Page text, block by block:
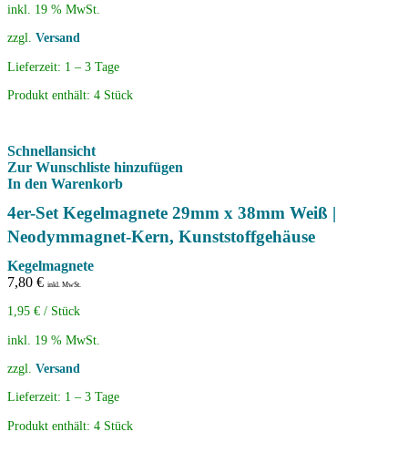
inkl. 19 % MwSt.
zzgl. Versand
Lieferzeit: 1 – 3 Tage
Produkt enthält: 4 Stück
Schnellansicht
Zur Wunschliste hinzufügen
In den Warenkorb
4er-Set Kegelmagnete 29mm x 38mm Weiß |
Neodymmagnet-Kern, Kunststoffgehäuse
Kegelmagnete
7,80 € inkl. MwSt.
1,95 € / Stück
inkl. 19 % MwSt.
zzgl. Versand
Lieferzeit: 1 – 3 Tage
Produkt enthält: 4 Stück